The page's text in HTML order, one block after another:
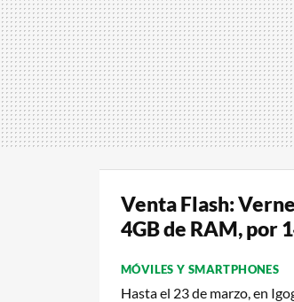
Venta Flash:
4GB de RAM, por
MÓVILES Y SMARTPHONES
Hasta el 23 de marzo, en